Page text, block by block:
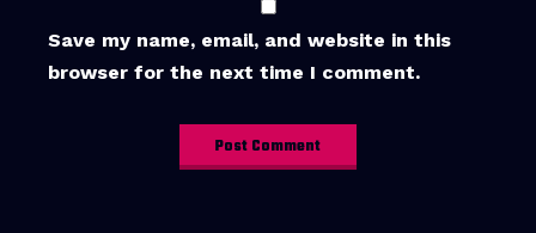
Save my name, email, and website in this
browser for the next time I comment.